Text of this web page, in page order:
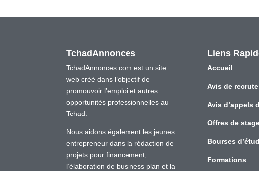
TchadAnnonces
TchadAnnonces.com est un site
web créé dans l’objectif de
promouvoir l’emploi et autres
opportunités professionnelles au
Tchad.
Nous aidons également les jeunes
entrepreneur dans la rédaction de
projets pour financement,
l’élaboration de business plan et la
Liens
Accueil
Avis de
Avis d’appels
Offres de stage
Bourses
Formations